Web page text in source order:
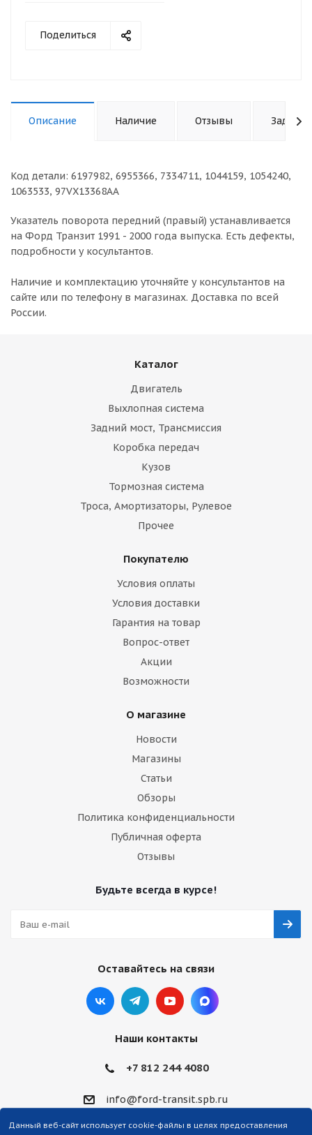
Поделиться
Описание Наличие Отзывы Задать
Код детали: 6197982, 6955366, 7334711, 1044159, 1054240,
1063533, 97VX13368AA
Указатель поворота передний (правый) устанавливается
на Форд Транзит 1991 - 2000 года выпуска. Есть дефекты,
подробности у косультантов.
Наличие и комплектацию уточняйте у консультантов на
сайте или по телефону в магазинах. Доставка по всей
России.
Каталог
Двигатель
Выхлопная система
Задний мост, Трансмиссия
Коробка передач
Кузов
Тормозная система
Троса, Амортизаторы, Рулевое
Прочее
Покупателю
Условия оплаты
Условия доставки
Гарантия на товар
Вопрос-ответ
Акции
Возможности
О магазине
Новости
Магазины
Статьи
Обзоры
Политика конфиденциальности
Публичная оферта
Отзывы
Будьте всегда в курсе!
Оставайтесь на связи
Наши контакты
+7 812 244 4080
info@ford-transit.spb.ru
Данный веб-сайт использует cookie-файлы в целях предоставления